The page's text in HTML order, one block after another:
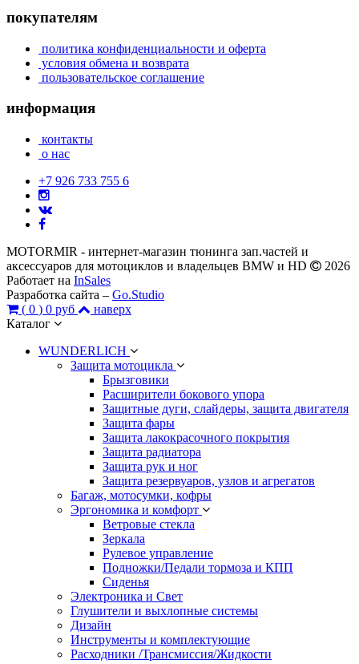
покупателям
политика конфиденциальности и оферта
условия обмена и возврата
пользовательское соглашение
информация
контакты
о нас
+7 926 733 755 6
MOTORMIR - интернет-магазин тюнинга зап.частей и
аксессуаров для мотоциклов и владельцев BMW и HD
2026
Работает на InSales
Разработка сайта – Go.Studio
( 0 ) 0 руб
наверх
Каталог
WUNDERLICH
Защита мотоцикла
Брызговики
Расширители бокового упора
Защитные дуги, слайдеры, защита двигателя
Защита фары
Защита лакокрасочного покрытия
Защита радиатора
Защита рук и ног
Защита резервуаров, узлов и агрегатов
Багаж, мотосумки, кофры
Эргономика и комфорт
Ветровые стекла
Зеркала
Рулевое управление
Подножки/Педали тормоза и КПП
Сиденья
Электроника и Свет
Глушители и выхлопные системы
Дизайн
Инструменты и комплектующие
Расходники /Трансмиссия/Жидкости